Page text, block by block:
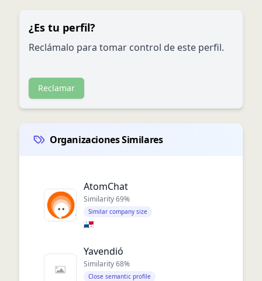
¿Es tu perfil?
Reclámalo para tomar control de este perfil.
Reclamar
Organizaciones Similares
AtomChat
Similarity69%
Similar company size
🇵🇦
Yavendió
Similarity68%
Close semantic profile